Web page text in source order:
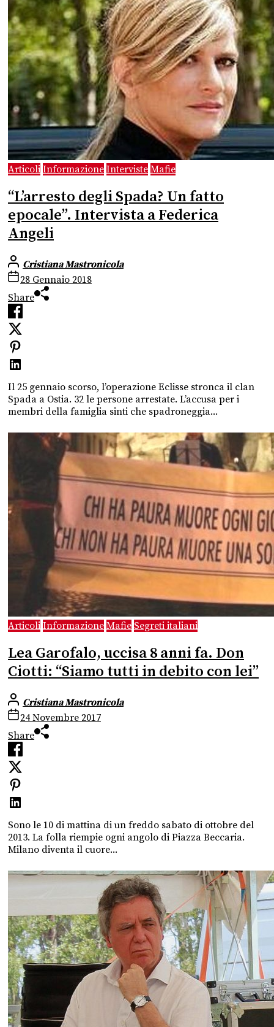
Articoli Informazione Interviste Mafie
“L’arresto degli Spada? Un fatto
epocale”. Intervista a Federica
Angeli
Cristiana Mastronicola
28 Gennaio 2018
Share
Il 25 gennaio scorso, l’operazione Eclisse stronca il clan
Spada a Ostia. 32 le persone arrestate. L’accusa per i
membri della famiglia sinti che spadroneggia...
Articoli Informazione Mafie Segreti italiani
Lea Garofalo, uccisa 8 anni fa. Don
Ciotti: “Siamo tutti in debito con lei”
Cristiana Mastronicola
24 Novembre 2017
Share
Sono le 10 di mattina di un freddo sabato di ottobre del
2013. La folla riempie ogni angolo di Piazza Beccaria.
Milano diventa il cuore...